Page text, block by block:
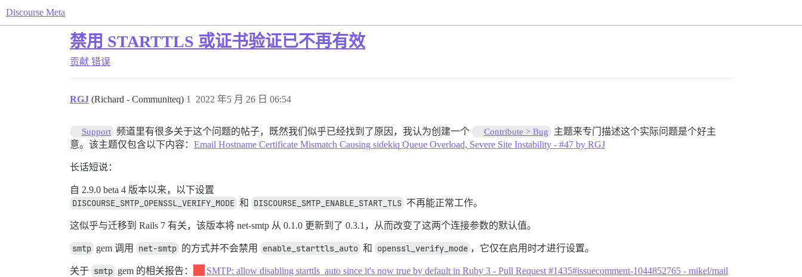
Discourse Meta
禁用 STARTTLS 或证书验证已不再有效
贡献 错误
RGJ (Richard - Communiteq) 2022 年5 月 26 日 06:54
1
Support 频道里有很多关于这个问题的帖子，既然我们似乎已经找到了原因，我认为创建一个 Contribute > Bug
主题来专门描述这个实际问题是个好主
意。该主题仅包含以下内容： Email Hostname Certificate Mismatch Causing sidekiq Queue Overload, Severe Site Instability - #47 by RGJ
长话短说：
自 2.9.0 beta 4 版本以来，以下设置
DISCOURSE_SMTP_OPENSSL_VERIFY_MODE 和 DISCOURSE_SMTP_ENABLE_START_TLS 不再能正常工作。
这似乎与迁移到 Rails 7 有关，该版本将 net-smtp 从 0.1.0 更新到了 0.3.1，从而改变了这两个连接参数的默认值。
smtp gem 调用 net-smtp 的方式并不会禁用 enable_starttls_auto 和 openssl_verify_mode ，它仅在启用时才进行设置。
关于 smtp gem 的相关报告：
SMTP: allow disabling starttls_auto since it's now true by default in Ruby 3 - Pull Request #1435#issuecomment-1044852765 - mikel/mail